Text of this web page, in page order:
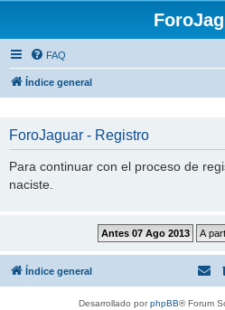
FAQ
Índice general
ForoJaguar - Registro
Para continuar con el proceso de
naciste.
Índice general
Desarrollado porphpBB® Forum